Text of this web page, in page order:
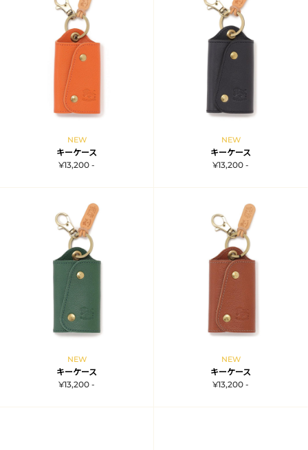
NEW
キーケース
¥13,200 -
NEW
キーケース
¥13,200 -
NEW
キーケース
¥13,200 -
NEW
キーケース
¥13,200 -